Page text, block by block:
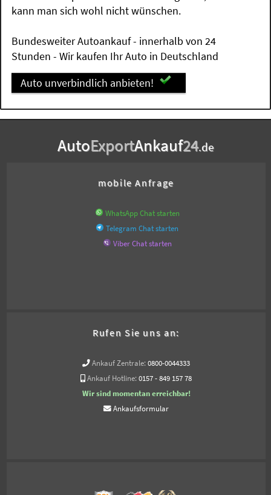
kann man sich wohl nicht wünschen.
Bundesweiter Autoankauf - innerhalb von 24
Stunden - Wir kaufen Ihr Auto in Deutschland
Auto unverbindlich anbieten!
AutoExportAnkauf24.de
mobile Anfrage
WhatsApp Chat starten
Telegram Chat starten
Viber Chat starten
Rufen Sie uns an:
Ankauf Zentrale: 0800-0044333
Ankauf Hotline: 0157 - 849 157 78
Wir sind momentan erreichbar!
Ankaufsformular